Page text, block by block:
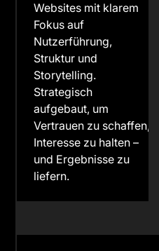
Websites mit klarem
Fokus auf
Nutzerführung,
Struktur und
Storytelling.
Strategisch
aufgebaut, um
Vertrauen zu schaffen,
Interesse zu halten –
und Ergebnisse zu
liefern.